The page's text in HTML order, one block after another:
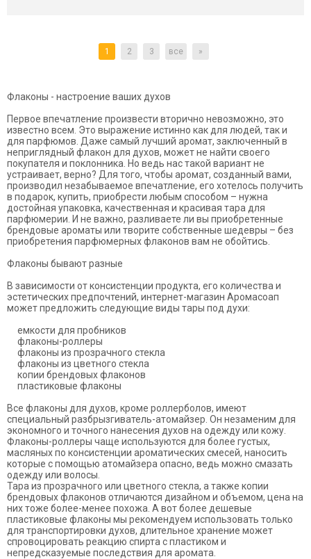
1 2 3 все »
Флаконы - настроение ваших духов
Первое впечатление произвести вторично невозможно, это
известно всем. Это выражение истинно как для людей, так и
для парфюмов. Даже самый лучший аромат, заключенный в
неприглядный флакон для духов, может не найти своего
покупателя и поклонника. Но ведь нас такой вариант не
устраивает, верно? Для того, чтобы аромат, созданный вами,
производил незабываемое впечатление, его хотелось получить
в подарок, купить, приобрести любым способом – нужна
достойная упаковка, качественная и красивая тара для
парфюмерии. И не важно, разливаете ли вы приобретенные
брендовые ароматы или творите собственные шедевры – без
приобретения парфюмерных флаконов вам не обойтись.
Флаконы бывают разные
В зависимости от консистенции продукта, его количества и
эстетических предпочтений, интернет-магазин Аромасоап
может предложить следующие виды тары под духи:
емкости для пробников
флаконы-роллеры
флаконы из прозрачного стекла
флаконы из цветного стекла
копии брендовых флаконов
пластиковые флаконы
Все флаконы для духов, кроме роллерболов, имеют
специальный разбрызгиватель-атомайзер. Он незаменим для
экономного и точного нанесения духов на одежду или кожу.
Флаконы-роллеры чаще используются для более густых,
масляных по консистенции ароматических смесей, наносить
которые с помощью атомайзера опасно, ведь можно смазать
одежду или волосы.
Тара из прозрачного или цветного стекла, а также копии
брендовых флаконов отличаются дизайном и объемом, цена на
них тоже более-менее похожа. А вот более дешевые
пластиковые флаконы мы рекомендуем использовать только
для транспортировки духов, длительное хранение может
спровоцировать реакцию спирта с пластиком и
непредсказуемые последствия для аромата.